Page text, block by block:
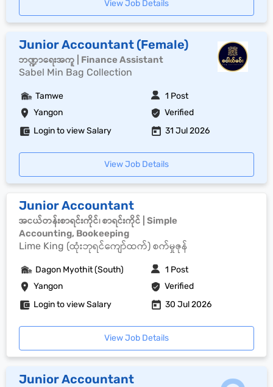
View Job Details
Junior Accountant (Female)
ဘဏ္ဍာရေးအကူ | Finance Assistant
Sabel Min Bag Collection
Yangon Verified
Tamwe 1 Post
Login to view Salary 31 Jul 2026
View Job Details
Junior Accountant
အငယ်တန်းစာရင်းကိုင်၊ စာရင်းကိုင် | Simple
Accounting, Bookeeping
Lime King (ထုံးဘုရင်ကျော်ထက်) စက်မှုဇုန်
Yangon Verified
Dagon Myothit (South) 1 Post
Login to view Salary 30 Jul 2026
View Job Details
Junior Accountant